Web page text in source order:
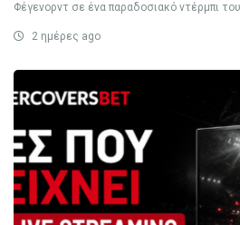
Φέγενορντ σε ένα παραδοσιακό ντέρμπι
2 ημέρες ago